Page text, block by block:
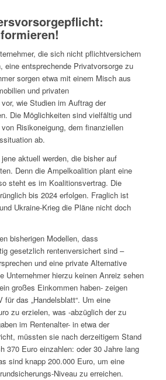
die sich nicht pflichtversichern
eine entsprechende Privatvorsorge zu
sorgen etwa mit einem Misch aus
und privaten
wie Studien im Auftrag der
Die Möglichkeiten sind vielfältig und
Risikoneigung, dem finanziellen
ab.
aktuell werden, die bisher auf
Denn die Ampelkoalition plant eine
steht es im Koalitionsvertrag. Die
bis 2024 erfolgen. Fraglich ist
Ukraine-Krieg die Pläne nicht doch
bisherigen Modellen, dass
gesetzlich rentenversichert sind –
und eine private Alternative
Unternehmer hierzu keinen Anreiz sehen
großes Einkommen haben- zeigen
für das „Handelsblatt“. Um eine
zu erzielen, was -abzüglich der zu
im Rentenalter- in etwa der
müssten sie nach derzeitigem Stand
370 Euro einzahlen: oder 30 Jahre lang
sind knapp 200.000 Euro, um eine
Niveau zu erreichen.